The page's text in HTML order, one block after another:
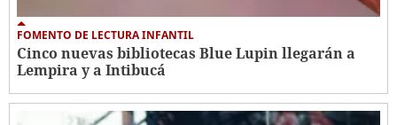
FOMENTO DE LECTURA INFANTIL
Cinco nuevas bibliotecas Blue Lupin llegarán a
Lempira y a Intibucá